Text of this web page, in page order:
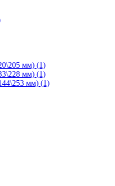
мм) (1)
мм) (1)
мм) (1)